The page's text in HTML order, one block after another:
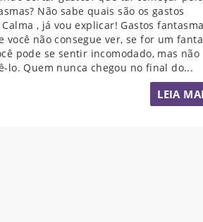
Não sabe quais são os gastos
, já vou explicar! Gastos
você não consegue ver, se for um
pode se sentir incomodado, mas não
lo. Quem nunca chegou no final do...
LEIA